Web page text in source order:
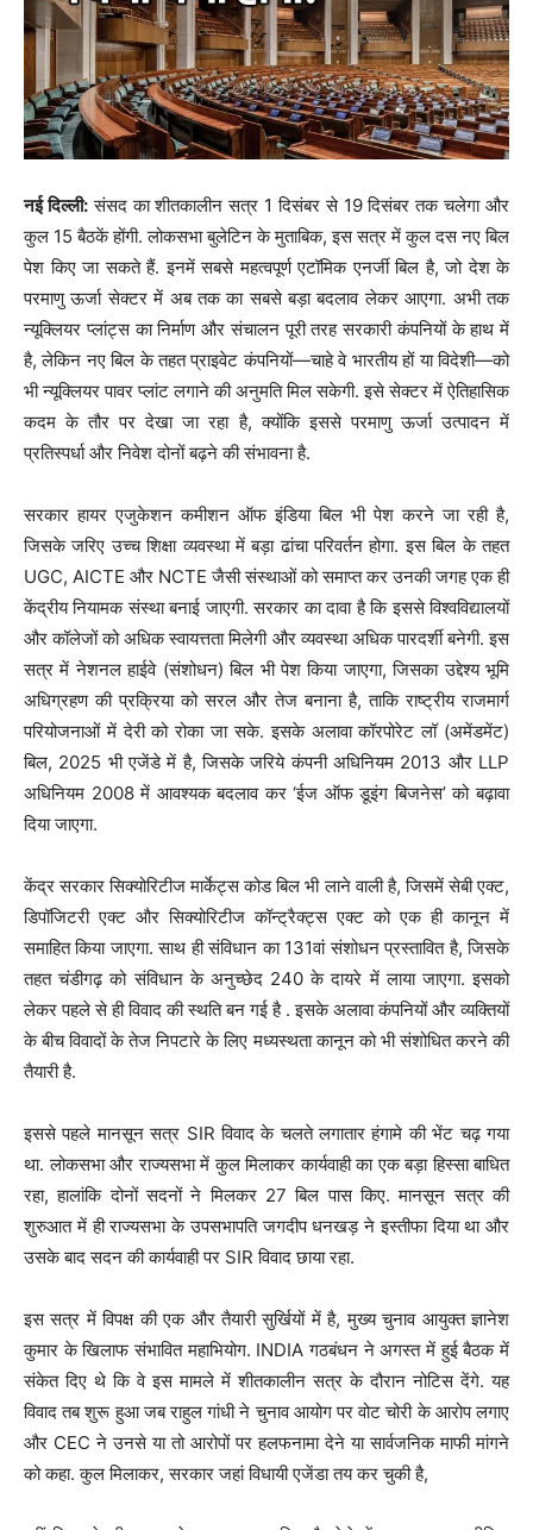
नई दिल्ली:संसद का शीतकालीन सत्र 1 दिसंबर से 19 दिसंबर तक चलेगा और
कुल 15 बैठकें होंगी. लोकसभा बुलेटिन के मुताबिक, इस सत्र में कुल दस नए बिल
पेश किए जा सकते हैं. इनमें सबसे महत्वपूर्ण एटॉमिक एनर्जी बिल है, जो देश के
परमाणु ऊर्जा सेक्टर में अब तक का सबसे बड़ा बदलाव लेकर आएगा. अभी तक
न्यूक्लियर प्लांट्स का निर्माण और संचालन पूरी तरह सरकारी कंपनियों के हाथ में
है, लेकिन नए बिल के तहत प्राइवेट कंपनियों—चाहे वे भारतीय हों या विदेशी—को
भी न्यूक्लियर पावर प्लांट लगाने की अनुमति मिल सकेगी. इसे सेक्टर में ऐतिहासिक
कदम के तौर पर देखा जा रहा है, क्योंकि इससे परमाणु ऊर्जा उत्पादन में
प्रतिस्पर्धा और निवेश दोनों बढ़ने की संभावना है.
सरकार हायर एजुकेशन कमीशन ऑफ इंडिया बिल भी पेश करने जा रही है,
जिसके जरिए उच्च शिक्षा व्यवस्था में बड़ा ढांचा परिवर्तन होगा. इस बिल के तहत
UGC, AICTE और NCTE जैसी संस्थाओं को समाप्त कर उनकी जगह एक ही
केंद्रीय नियामक संस्था बनाई जाएगी. सरकार का दावा है कि इससे विश्वविद्यालयों
और कॉलेजों को अधिक स्वायत्तता मिलेगी और व्यवस्था अधिक पारदर्शी बनेगी. इस
सत्र में नेशनल हाईवे (संशोधन) बिल भी पेश किया जाएगा, जिसका उद्देश्य भूमि
अधिग्रहण की प्रक्रिया को सरल और तेज बनाना है, ताकि राष्ट्रीय राजमार्ग
परियोजनाओं में देरी को रोका जा सके. इसके अलावा कॉरपोरेट लॉ (अमेंडमेंट)
बिल, 2025 भी एजेंडे में है, जिसके जरिये कंपनी अधिनियम 2013 और LLP
अधिनियम 2008 में आवश्यक बदलाव कर ‘ईज ऑफ डूइंग बिजनेस’ को बढ़ावा
दिया जाएगा.
केंद्र सरकार सिक्योरिटीज मार्केट्स कोड बिल भी लाने वाली है, जिसमें सेबी एक्ट,
डिपॉजिटरी एक्ट और सिक्योरिटीज कॉन्ट्रैक्ट्स एक्ट को एक ही कानून में
समाहित किया जाएगा. साथ ही संविधान का 131वां संशोधन प्रस्तावित है, जिसके
तहत चंडीगढ़ को संविधान के अनुच्छेद 240 के दायरे में लाया जाएगा. इसको
लेकर पहले से ही विवाद की स्थति बन गई है . इसके अलावा कंपनियों और व्यक्तियों
के बीच विवादों के तेज निपटारे के लिए मध्यस्थता कानून को भी संशोधित करने की
तैयारी है.
इससे पहले मानसून सत्र SIR विवाद के चलते लगातार हंगामे की भेंट चढ़ गया
था. लोकसभा और राज्यसभा में कुल मिलाकर कार्यवाही का एक बड़ा हिस्सा बाधित
रहा, हालांकि दोनों सदनों ने मिलकर 27 बिल पास किए. मानसून सत्र की
शुरुआत में ही राज्यसभा के उपसभापति जगदीप धनखड़ ने इस्तीफा दिया था और
उसके बाद सदन की कार्यवाही पर SIR विवाद छाया रहा.
इस सत्र में विपक्ष की एक और तैयारी सुर्खियों में है, मुख्य चुनाव आयुक्त ज्ञानेश
कुमार के खिलाफ संभावित महाभियोग. INDIA गठबंधन ने अगस्त में हुई बैठक में
संकेत दिए थे कि वे इस मामले में शीतकालीन सत्र के दौरान नोटिस देंगे. यह
विवाद तब शुरू हुआ जब राहुल गांधी ने चुनाव आयोग पर वोट चोरी के आरोप लगाए
और CEC ने उनसे या तो आरोपों पर हलफनामा देने या सार्वजनिक माफी मांगने
को कहा. कुल मिलाकर, सरकार जहां विधायी एजेंडा तय कर चुकी है,